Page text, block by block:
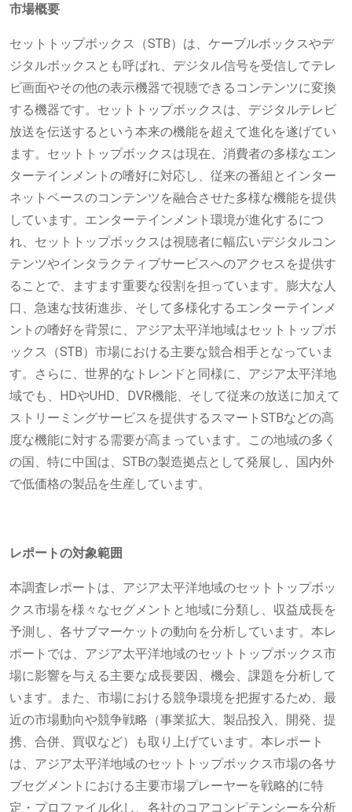
市場概要
セットトップボックス（STB）は、ケーブルボックスやデ
ジタルボックスとも呼ばれ、デジタル信号を受信して​​テレ
ビ画面やその他の表示機器で視聴できるコンテンツに変換
する機器です。セットトップボックスは、デジタルテレビ
放送を伝送するという本来の機能を超えて進化を遂げてい
ます。セットトップボックスは現在、消費者の多様なエン
ターテインメントの嗜好に対応し、従来の番組とインター
ネットベースのコンテンツを融合させた多様な機能を提供
しています。エンターテインメント環境が進化するにつ
れ、セットトップボックスは視聴者に幅広いデジタルコン
テンツやインタラクティブサービスへのアクセスを提供す
ることで、ますます重要な役割を担っています。膨大な人
口、急速な技術進歩、そして多様化するエンターテインメ
ントの嗜好を背景に、アジア太平洋地域はセットトップボ
ックス（STB）市場における主要な競合相手となっていま
す。さらに、世界的なトレンドと同様に、アジア太平洋地
域でも、HDやUHD、DVR機能、そして従来の放送に加えて
ストリーミングサービスを提供するスマートS​​TBなどの高
度な機能に対する需要が高まっています。この地域の多く
の国、特に中国は、STBの製造拠点として発展し、国内外
で低価格の製品を生産しています。
レポートの対象範囲
本調査レポートは、アジア太平洋地域のセットトップボッ
クス市場を様々なセグメントと地域に分類し、収益成長を
予測し、各サブマーケットの動向を分析しています。本レ
ポートでは、アジア太平洋地域のセットトップボックス市
場に影響を与える主要な成長要因、機会、課題を分析して
います。また、市場における競争環境を把握するため、最
近の市場動向や競争戦略（事業拡大、製品投入、開発、提
携、合併、買収など）も取り上げています。本レポート
は、アジア太平洋地域のセットトップボックス市場の各サ
ブセグメントにおける主要市場プレーヤーを戦略的に特
定・プロファイル化し、各社のコアコンピテンシーを分析